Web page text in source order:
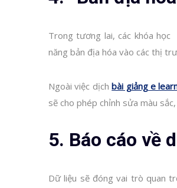
Trong tương lai, các khóa học
năng bản địa hóa vào các thị
Ngoài việc dịchbài giảng e
sẽ cho phép chỉnh sửa màu
5. Báo cáo về
Dữ liệu sẽ đóng vai trò quan